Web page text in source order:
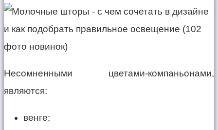
Несомненными цветами-компаньонами,
являются:
венге;